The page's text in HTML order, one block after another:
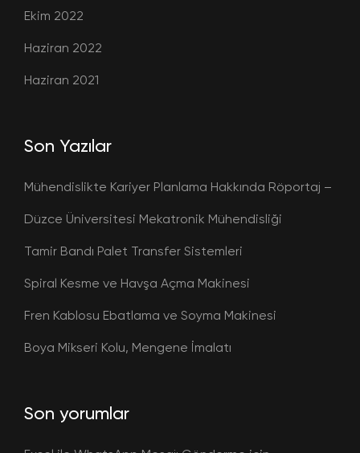
Ekim 2022
Haziran 2022
Haziran 2021
Son Yazılar
Mühendislikte Kariyer Planlama Hakkında Röportaj –
Düzce Üniversitesi Mekatronik Mühendisliği
Tamir Bandı Palet Transfer Sistemleri
Spiral Kesme ve Havşa Açma Makinesi
Fren Kablosu Ebatlama ve Soyma Makinesi
Boya Mikseri Kolu, Mengene İmalatı
Son yorumlar